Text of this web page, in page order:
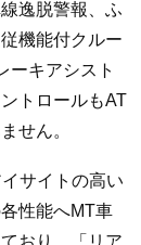
逸脱警報、ふ
機能付クルー
ーキアシスト
トロールもAT
せん。
サイトの高い
性能へMT車
おり、「リア